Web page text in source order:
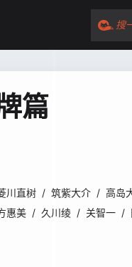
搜
篇
川直树 / 筑紫大介 / 高岛
惠美 / 久川绫 / 关智一 /